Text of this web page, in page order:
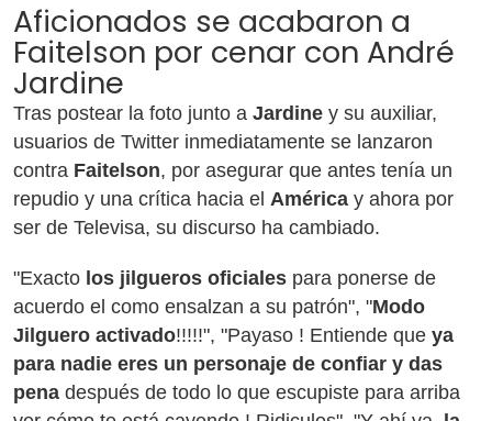
Aficionados se acabaron a
Faitelson por cenar con André
Jardine
Tras postear la foto junto a Jardine y su auxiliar,
usuarios de Twitter inmediatamente se lanzaron
contra Faitelson, por asegurar que antes tenía un
repudio y una crítica hacia el América y ahora por
ser de Televisa, su discurso ha cambiado.
"Exacto los jilgueros oficiales para ponerse de
acuerdo el como ensalzan a su patrón", "Modo
Jilguero activado!!!!!", "Payaso ! Entiende que ya
para nadie eres un personaje de confiar y das
pena después de todo lo que escupiste para arriba